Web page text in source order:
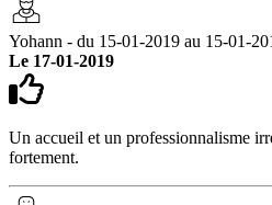
Yohann - du 15-01-2019 au 15-01-
Le 17-01-2019
Un accueil et un professionnalisme
fortement.